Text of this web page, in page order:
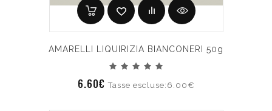
AMARELLI LIQUIRIZIA BIANCONERI 50g
6.60€Tasse escluse:6.00€